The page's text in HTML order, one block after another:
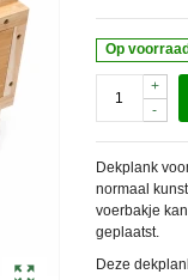
Op
-
+
Dekplank
normaal
voerbakje
geplaatst.
Deze